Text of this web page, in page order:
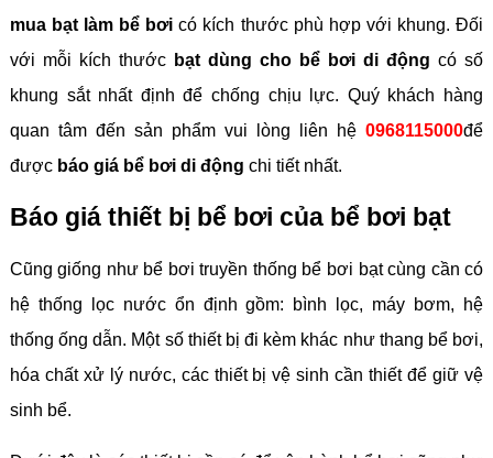
mua bạt làm bể bơi có kích thước phù hợp với khung. Đối
với mỗi kích thước bạt dùng cho bể bơi di động có số
khung sắt nhất định để chống chịu lực. Quý khách hàng
quan tâm đến sản phẩm vui lòng liên hệ0968115000để
được báo giá bể bơi di động chi tiết nhất.
Báo giá thiết bị bể bơi của bể bơi bạt
Cũng giống như bể bơi truyền thống bể bơi bạt cùng cần có
hệ thống lọc nước ổn định gồm: bình lọc, máy bơm, hệ
thống ống dẫn. Một số thiết bị đi kèm khác như thang bể bơi,
hóa chất xử lý nước, các thiết bị vệ sinh cần thiết để giữ vệ
sinh bể.